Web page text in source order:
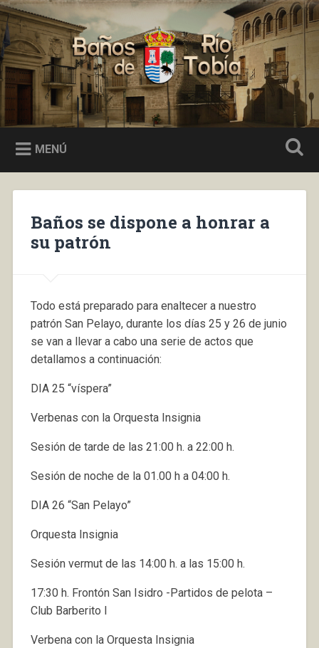
Saltar
al
contenido
Buscar
Baños de Río Tobía
MENÚ
Baños se dispone a honrar a
su patrón
Todo está preparado para enaltecer a nuestro
patrón San Pelayo, durante los días 25 y 26 de junio
se van a llevar a cabo una serie de actos que
detallamos a continuación:
DIA 25 “víspera”
Verbenas con la Orquesta Insignia
Sesión de tarde de las 21:00 h. a 22:00 h.
Sesión de noche de la 01.00 h a 04:00 h.
DIA 26 “San Pelayo”
Orquesta Insignia
Sesión vermut de las 14:00 h. a las 15:00 h.
17:30 h. Frontón San Isidro -Partidos de pelota –
Club Barberito I
Verbena con la Orquesta Insignia